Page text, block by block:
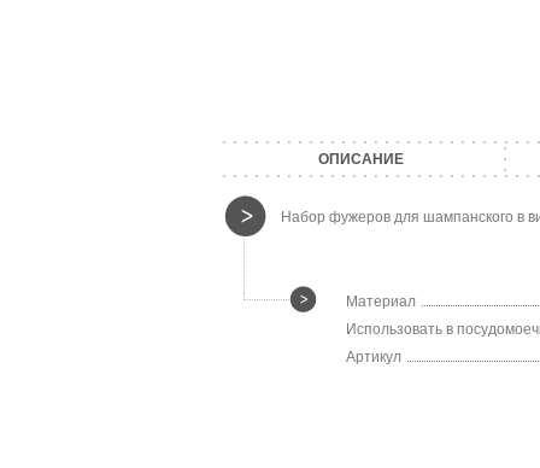
ОПИСАНИЕ
Набор фужеров для шампанского в
Материал
Использовать в
Артикул